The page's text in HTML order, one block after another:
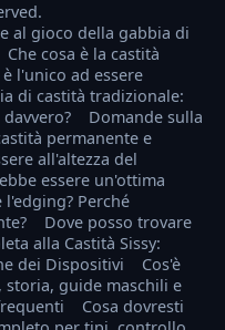
al gioco della gabbia di
Che cosa è la castità
l'unico ad essere
di castità tradizionale:
Domande sulla
permanente e
all'altezza del
essere un'ottima
l'edging? Perché
Dove posso trovare
alla Castità Sissy:
dei Dispositivi
Cos'è
storia, guide maschili e
Cosa dovresti